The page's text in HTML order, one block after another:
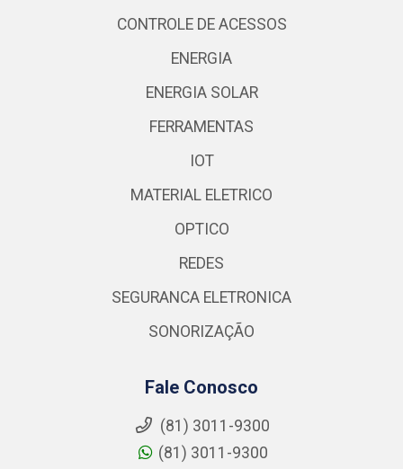
CONTROLE DE ACESSOS
ENERGIA
ENERGIA SOLAR
FERRAMENTAS
IOT
MATERIAL ELETRICO
OPTICO
REDES
SEGURANCA ELETRONICA
SONORIZAÇÃO
Fale Conosco
(81) 3011-9300
(81) 3011-9300